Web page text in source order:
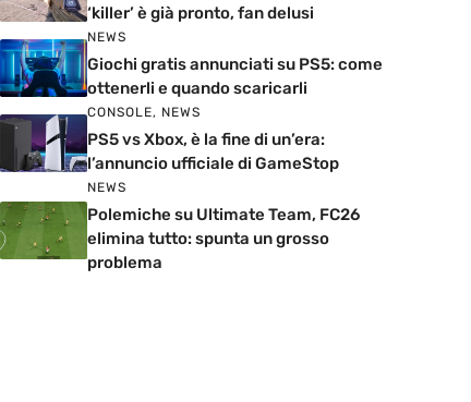
‘killer’ è già pronto, fan delusi
NEWS
Giochi gratis annunciati su PS5: come
ottenerli e quando scaricarli
CONSOLE, NEWS
PS5 vs Xbox, è la fine di un’era:
l’annuncio ufficiale di GameStop
NEWS
Polemiche su Ultimate Team, FC26
elimina tutto: spunta un grosso
problema